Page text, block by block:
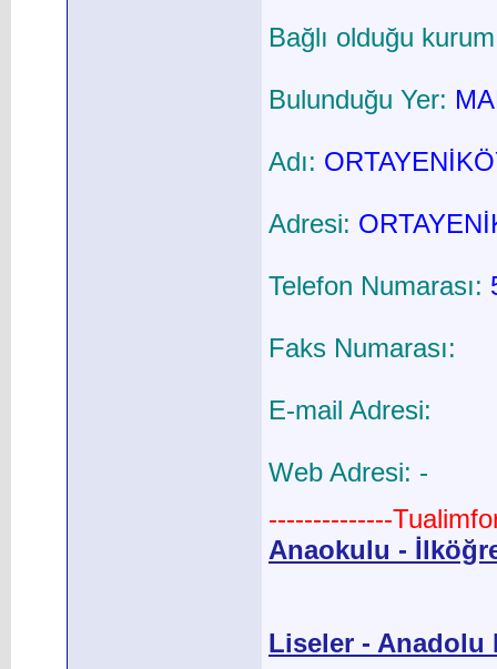
Bağlı olduğu
Bulunduğu Yer:
Adı:
Adresi:
Telefon Numarası:
Faks Numarası:
E-mail Adresi:
Web Adresi: -
--------------
Anaokulu -
Liseler - Anadolu